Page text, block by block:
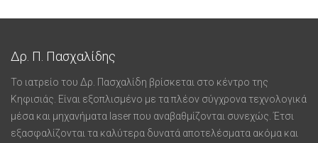
Δρ. Π. Πασχαλίδης
Το ιατρείο του Δρ. Πασχαλίδη βρίσκεται στο κέντρο της
Κηφισιάς. Είναι εξοπλισμένο με τα πλέον σύγχρονα τεχνολογικά
μέσα και μηχανήματα laser που αναβαθμίζονται συνεχώς. Έτσι
εξασφαλίζονται τα καλύτερα δυνατά αποτελέσματα ακόμα και